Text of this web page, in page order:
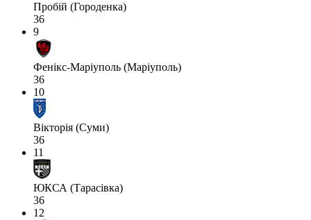
Пробій (Городенка)
36
9
Фенікс-Маріуполь (Маріуполь)
36
10
Вікторія (Суми)
36
11
ЮКСА (Тарасівка)
36
12